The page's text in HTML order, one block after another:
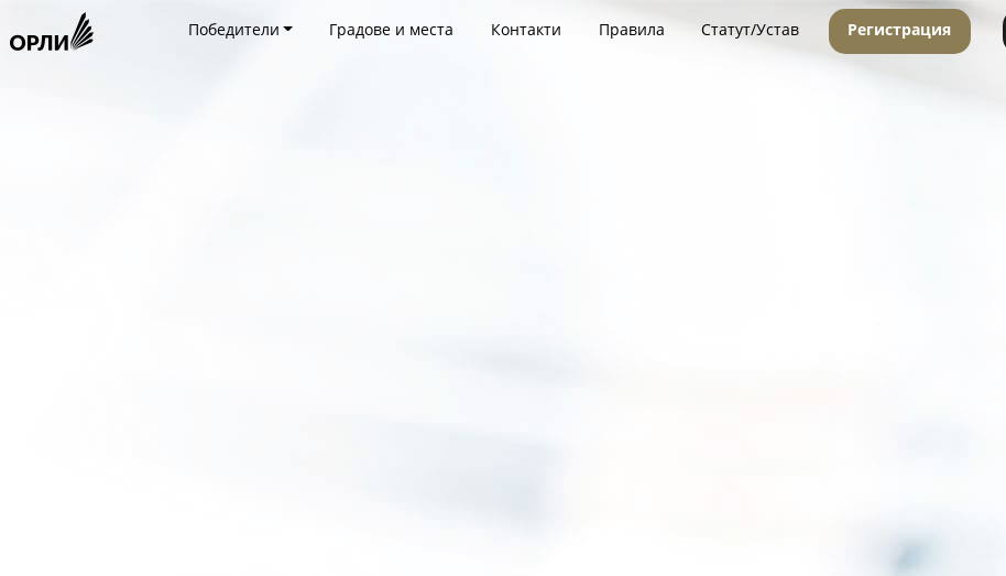
Победители Градове и места Контакти Правила Статут/Устав Регистрация